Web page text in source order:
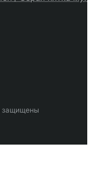
защищены